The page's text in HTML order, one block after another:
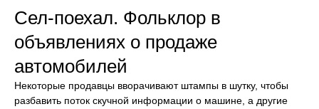
Сел-поехал. Фольклор в
объявлениях о продаже
автомобилей
Некоторые продавцы вворачивают штампы в шутку, чтобы
разбавить поток скучной информации о машине, а другие